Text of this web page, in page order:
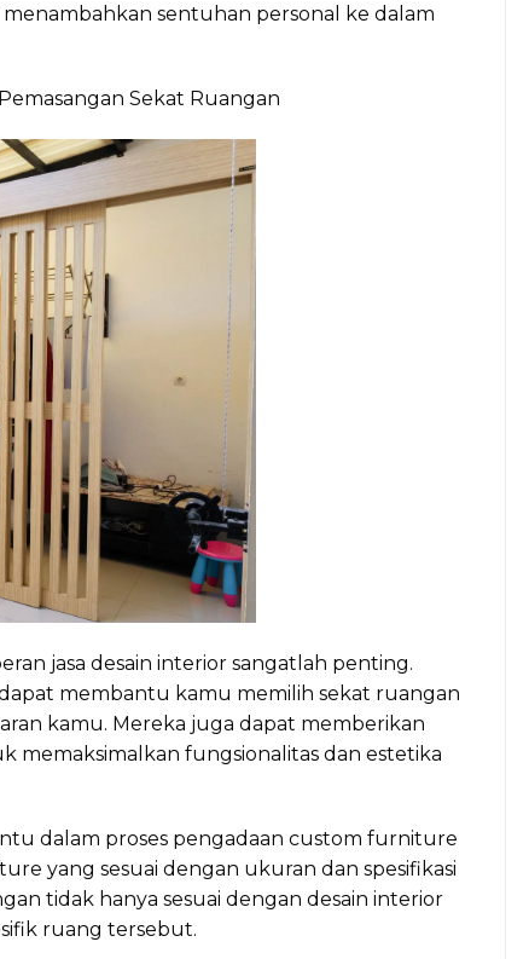
sentuhan personal ke dalam
Sekat Ruangan
jasa desain interior sangatlah penting.
membantu kamu memilih sekat ruangan
kamu. Mereka juga dapat memberikan
fungsionalitas dan estetika
dalam proses pengadaan custom furniture
yang sesuai dengan ukuran dan spesifikasi
tidak hanya sesuai dengan desain interior
ruang tersebut.